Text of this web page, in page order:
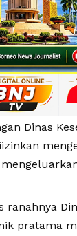
Dinas
ranahnya
pratama